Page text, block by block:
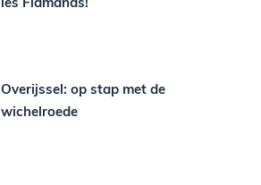
Overijssel: op stap met de
wichelroede